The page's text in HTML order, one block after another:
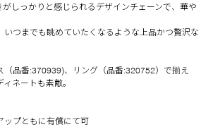
しっかりと感じられるデザインチェーンで、華や
いつまでも眺めていたくなるような上品かつ贅沢な
（品番:370939)、リング（品番:320752）で揃え
ネートも素敵。
ップともに有償にて可